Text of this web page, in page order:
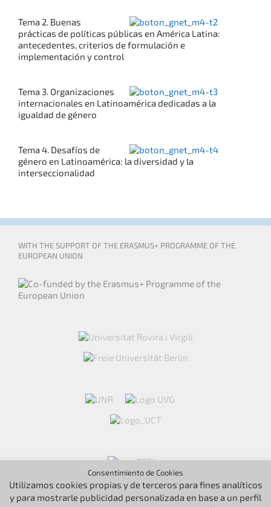
Tema 2. Buenas
prácticas de políticas públicas en América Latina:
antecedentes, criterios de formulación e
implementación y control
Tema 3. Organizaciones
internacionales en Latinoamérica dedicadas a la
igualdad de género
Tema 4. Desafíos de
género en Latinoamérica: la diversidad y la
interseccionalidad
WITH THE SUPPORT OF THE ERASMUS+ PROGRAMME OF THE
EUROPEAN UNION
Consentimiento de Cookies
Utilizamos cookies propias y de terceros para fines analíticos
y para mostrarle publicidad personalizada en base a un perfil